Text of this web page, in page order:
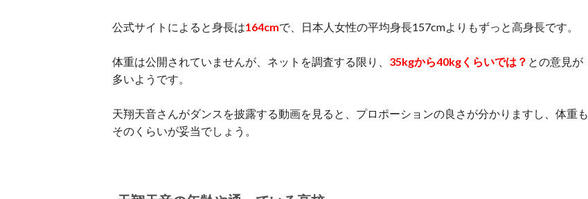
公式サイトによると身長は164cmで、日本人女性の平均身長157cmよりもずっと高身長です。
体重は公開されていませんが、ネットを調査する限り、 35kgから40kgくらいでは？ との意見が
多いようです。
天翔天音さんがダンスを披露する動画を見ると、プロポーションの良さが分かりますし、体重も
そのくらいが妥当でしょう。